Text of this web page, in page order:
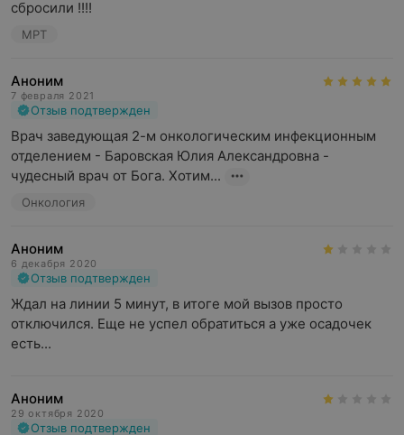
сбросили !!!!
МРТ
Аноним
7 февраля 2021
Отзыв подтвержден
Врач заведующая 2-м онкологическим инфекционным
отделением - Баровская Юлия Александровна -
чудесный врач от Бога. Хотим...
Онкология
Аноним
6 декабря 2020
Отзыв подтвержден
Ждал на линии 5 минут, в итоге мой вызов просто
отключился. Еще не успел обратиться а уже осадочек
есть...
Аноним
29 октября 2020
Отзыв подтвержден